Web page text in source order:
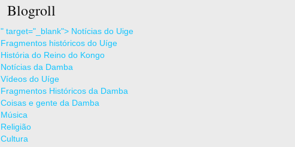
Blogroll
" target="_blank"> Notícias do Uige
Fragmentos históricos do Uíge
História do Reino do Kongo
Notícias da Damba
Vídeos do Uíge
Fragmentos Históricos da Damba
Coisas e gente da Damba
Música
Religião
Cultura